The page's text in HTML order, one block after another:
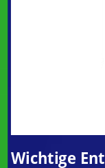
Wichtige